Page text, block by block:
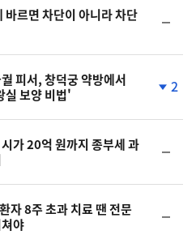
바르면 차단이 아니라 차단
일
피서, 창덕궁 약방에서
실 보양 비법'
2
가 20억 원까지 종부세 과
일
자 8주 초과 치료 땐 전문
야